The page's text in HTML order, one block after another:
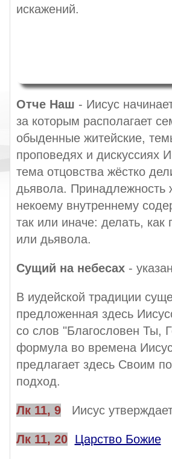
искажений.
Отче Наш - Иисус
за которым располагает
обыденные житейские,
проповедях и дискуссиях
тема отцовства жёстко
дьявола. Принадлежность
некоему внутреннему
так или иначе: делать,
или дьявола.
Сущий на небесах-
В иудейской традиции
предложенная здесь
со слов "Благословен Ты,
формула во времена
предлагает здесь Своим
подход.
Лк11, 9 Иисус
Лк11, 20 Царство Божие